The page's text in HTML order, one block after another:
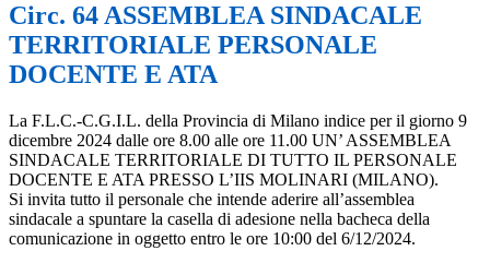
Circ. 64 ASSEMBLEA SINDACALE
TERRITORIALE PERSONALE
DOCENTE E ATA
La F.L.C.-C.G.I.L. della Provincia di Milano indice per il giorno 9
dicembre 2024 dalle ore 8.00 alle ore 11.00 UN’ ASSEMBLEA
SINDACALE TERRITORIALE DI TUTTO IL PERSONALE
DOCENTE E ATA PRESSO L’IIS MOLINARI (MILANO).
Si invita tutto il personale che intende aderire all’assemblea
sindacale a spuntare la casella di adesione nella bacheca della
comunicazione in oggetto entro le ore 10:00 del 6/12/2024.